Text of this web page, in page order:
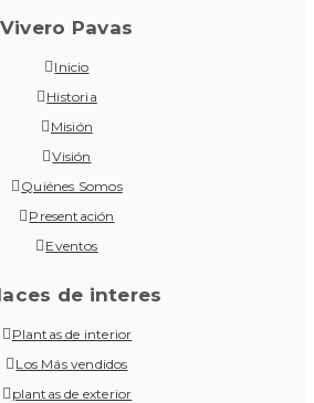
Vivero Pavas
Inicio
Historia
Misión
Visión
Quiénes Somos
Presentación
Eventos
de interes
Plantas de interior
Los Más vendidos
plantas de exterior